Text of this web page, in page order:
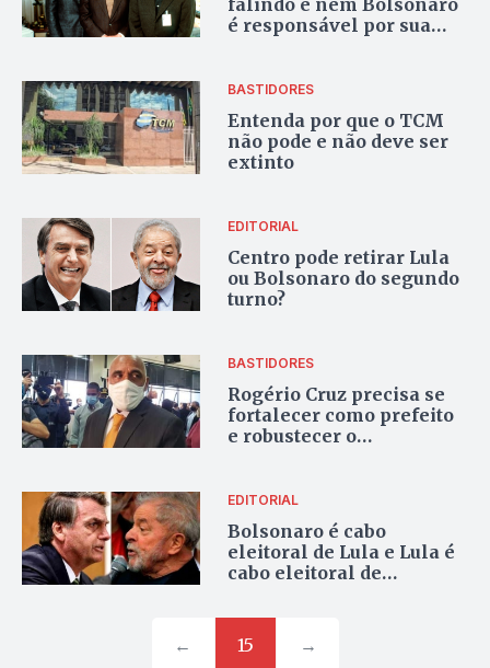
falindo e nem Bolsonaro
é responsável por sua
BASTIDORES
Entenda por que o TCM
não pode e não deve ser
extinto
EDITORIAL
Centro pode retirar Lula
ou Bolsonaro do segundo
turno?
BASTIDORES
Rogério Cruz precisa se
fortalecer como prefeito
e robustecer o
EDITORIAL
Bolsonaro é cabo
eleitoral de Lula e Lula é
cabo eleitoral de
← 15 →